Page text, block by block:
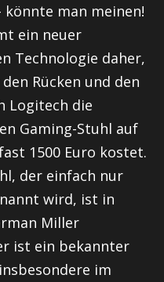
man meinen!
ein neuer
Technologie daher,
Rücken und den
Logitech die
Gaming-Stuhl auf
1500 Euro kostet.
der einfach nur
wird, ist in
Miller
ist ein bekannter
im